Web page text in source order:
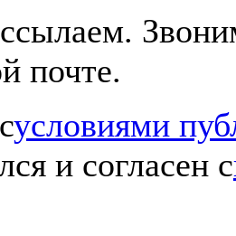
почте.
условиями
и согласен с